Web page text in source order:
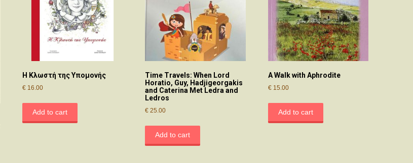
Η Κλωστή της Υπομονής
€16.00
Add to cart
Time Travels: When Lord
Horatio, Guy, Hadjigeorgakis
and Caterina Met Ledra and
Ledros
€ 25.00
Add to cart
A Walk with Aphrodite
€ 15.00
Add to cart